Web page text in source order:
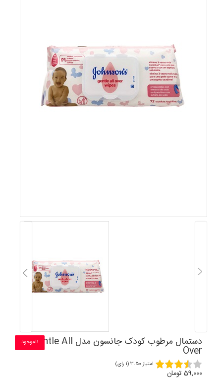
دستمال مرطوب کودک جانسون مدل Gentle All
Over
ناموجود
امتیاز 3.50 (1 رای)
59,000 تومان